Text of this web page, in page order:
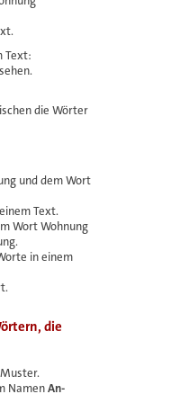
Text:
die Wörter
und dem Wort
Text.
Wort Wohnung
in einem
die
NamenAn-